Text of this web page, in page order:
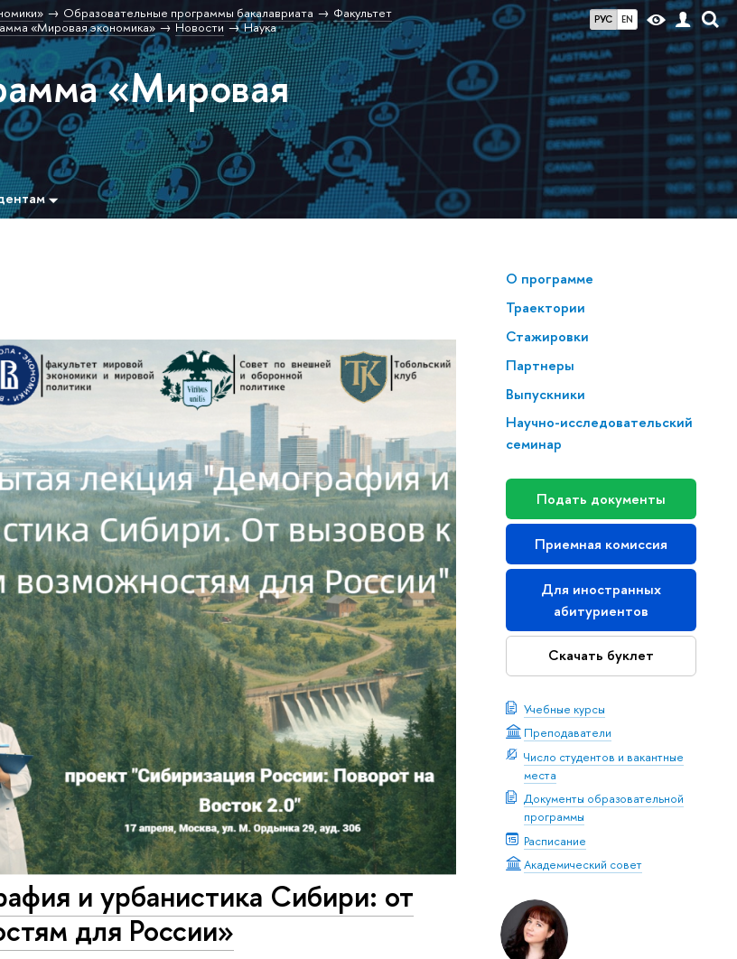
РУС EN
Образовательные программы бакалавриата
Факультет
«Мировая экономика» Новости Наука
«Мировая
О программе
Траектории
Стажировки
Партнеры
Выпускники
Научно-исследовательский
семинар
Подать документы
Приемная комиссия
Для иностранных
абитуриентов
Скачать буклет
Учебные курсы
Преподаватели
Число студентов и вакантные
места
Документы образовательной
программы
Расписание
Академический совет
и урбанистика Сибири: от
для России»